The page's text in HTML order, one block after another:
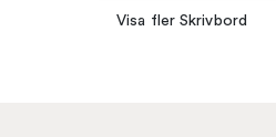
Visa fler Skrivbord